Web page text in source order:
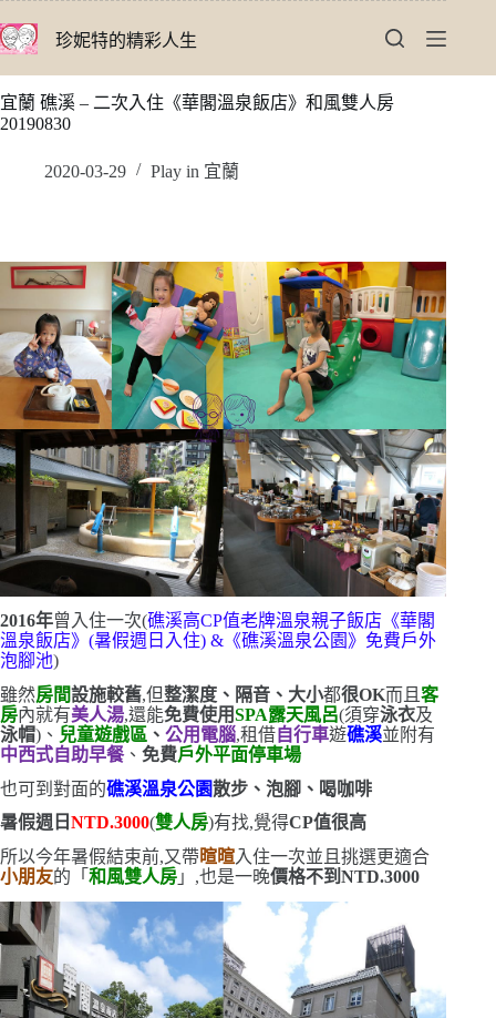
至
要
內
珍妮特的精彩人生
宜蘭 礁溪 – 二次入住《華閣溫泉飯店》和風雙人房
20190830
2020-03-29 Play in 宜蘭
2016年曾入住一次(礁溪高CP值老牌溫泉親子飯店《華閣
溫泉飯店》 (暑假週日入住) & 《礁溪溫泉公園》免費戶外
泡腳池)
雖然房間設施較舊,但整潔度、隔音、大小都很OK而且 客
房內就有美人湯,還能免費使用SPA露天風呂(須穿泳衣及
泳帽) 、 兒童遊戲區 、 公用電腦,租借自行車遊礁溪並附有
中西式自助早餐、 免費戶外平面停車場
也可到對面的礁溪溫泉公園散步、泡腳、喝咖啡
暑假週日 NTD.3000(雙人房)有找,覺得CP值很高
所以今年暑假結束前,又帶 暄暄入住一次並且挑選更適合
小朋友的「 和風雙人房 」,也是一晚價格不到 NTD.3000